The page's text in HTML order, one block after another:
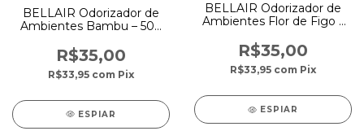
BELLAIR Odorizador de
Ambientes Bambu – 500
R$35,00
R$33,95 com Pix
ESPIAR
BELLAIR Odorizador de
Ambientes Flor de Figo –
R$35,00
R$33,95 com Pix
ESPIAR